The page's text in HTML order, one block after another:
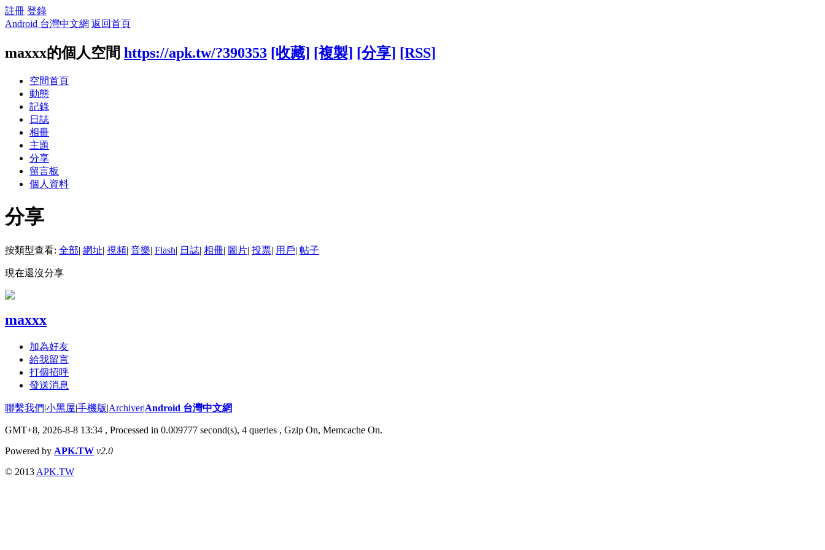
註冊 登錄
Android 台灣中文網 返回首頁
maxxx的個人空間 https://apk.tw/?390353 [收藏] [複製] [分享] [RSS]
空間首頁
動態
記錄
日誌
相冊
主題
分享
留言板
個人資料
分享
按類型查看: 全部| 網址| 視頻| 音樂| Flash| 日誌| 相冊| 圖片| 投票| 用戶| 帖子
現在還沒分享
maxxx
加為好友
給我留言
打個招呼
發送消息
聯繫我們|小黑屋|手機版|Archiver|Android 台灣中文網
GMT+8, 2026-8-8 13:34 , Processed in 0.009777 second(s), 4 queries , Gzip On, Memcache On.
Powered by APK.TW v2.0
© 2013 APK.TW